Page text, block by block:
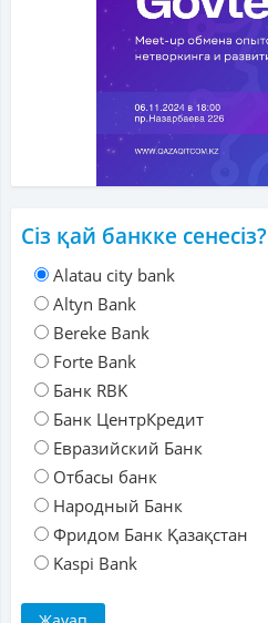
Сіз қай банкке сенесіз?
Alatau city bank
Altyn Bank
Bereke Bank
Forte Bank
Банк RBK
Банк ЦентрКредит
Евразийский Банк
Отбасы банк
Народный Банк
Фридом Банк Қазақстан
Kaspi Bank